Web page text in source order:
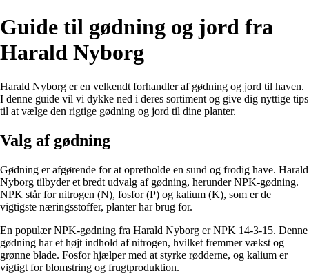
Guide til gødning og jord fra
Harald Nyborg
Harald Nyborg er en velkendt forhandler af gødning og jord til haven.
I denne guide vil vi dykke ned i deres sortiment og give dig nyttige tips
til at vælge den rigtige gødning og jord til dine planter.
Valg af gødning
Gødning er afgørende for at opretholde en sund og frodig have. Harald
Nyborg tilbyder et bredt udvalg af gødning, herunder NPK-gødning.
NPK står for nitrogen (N), fosfor (P) og kalium (K), som er de
vigtigste næringsstoffer, planter har brug for.
En populær NPK-gødning fra Harald Nyborg er NPK 14-3-15. Denne
gødning har et højt indhold af nitrogen, hvilket fremmer vækst og
grønne blade. Fosfor hjælper med at styrke rødderne, og kalium er
vigtigt for blomstring og frugtproduktion.